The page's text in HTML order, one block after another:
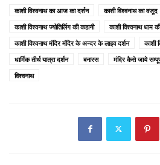
काशी विश्वनाथ का आज का दर्शन
काशी विश्वनाथ का वजूद
काशी विश्वनाथ ज्योतिर्लिग की कहानी
काशी विश्वनाथ धाम
काशी विश्वनाथ मंदिर मंदिर के अन्दर के लाइव दर्शन
काशी
धार्मिक तीर्थ यात्रा दर्शन
बनारस मंदिर कैसे जाये
विश्वनाथ